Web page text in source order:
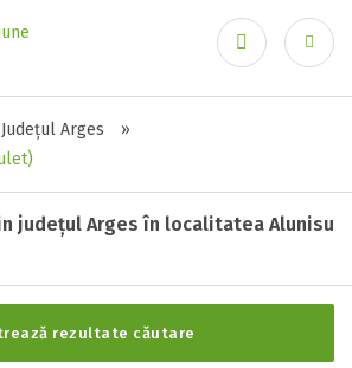
Județul Arges
»
județul Arges în localitatea Alunisu
rezultate căutare